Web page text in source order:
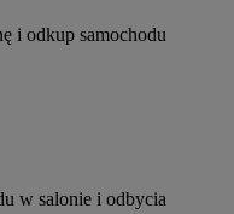
i odkup samochodu
w salonie i odbycia